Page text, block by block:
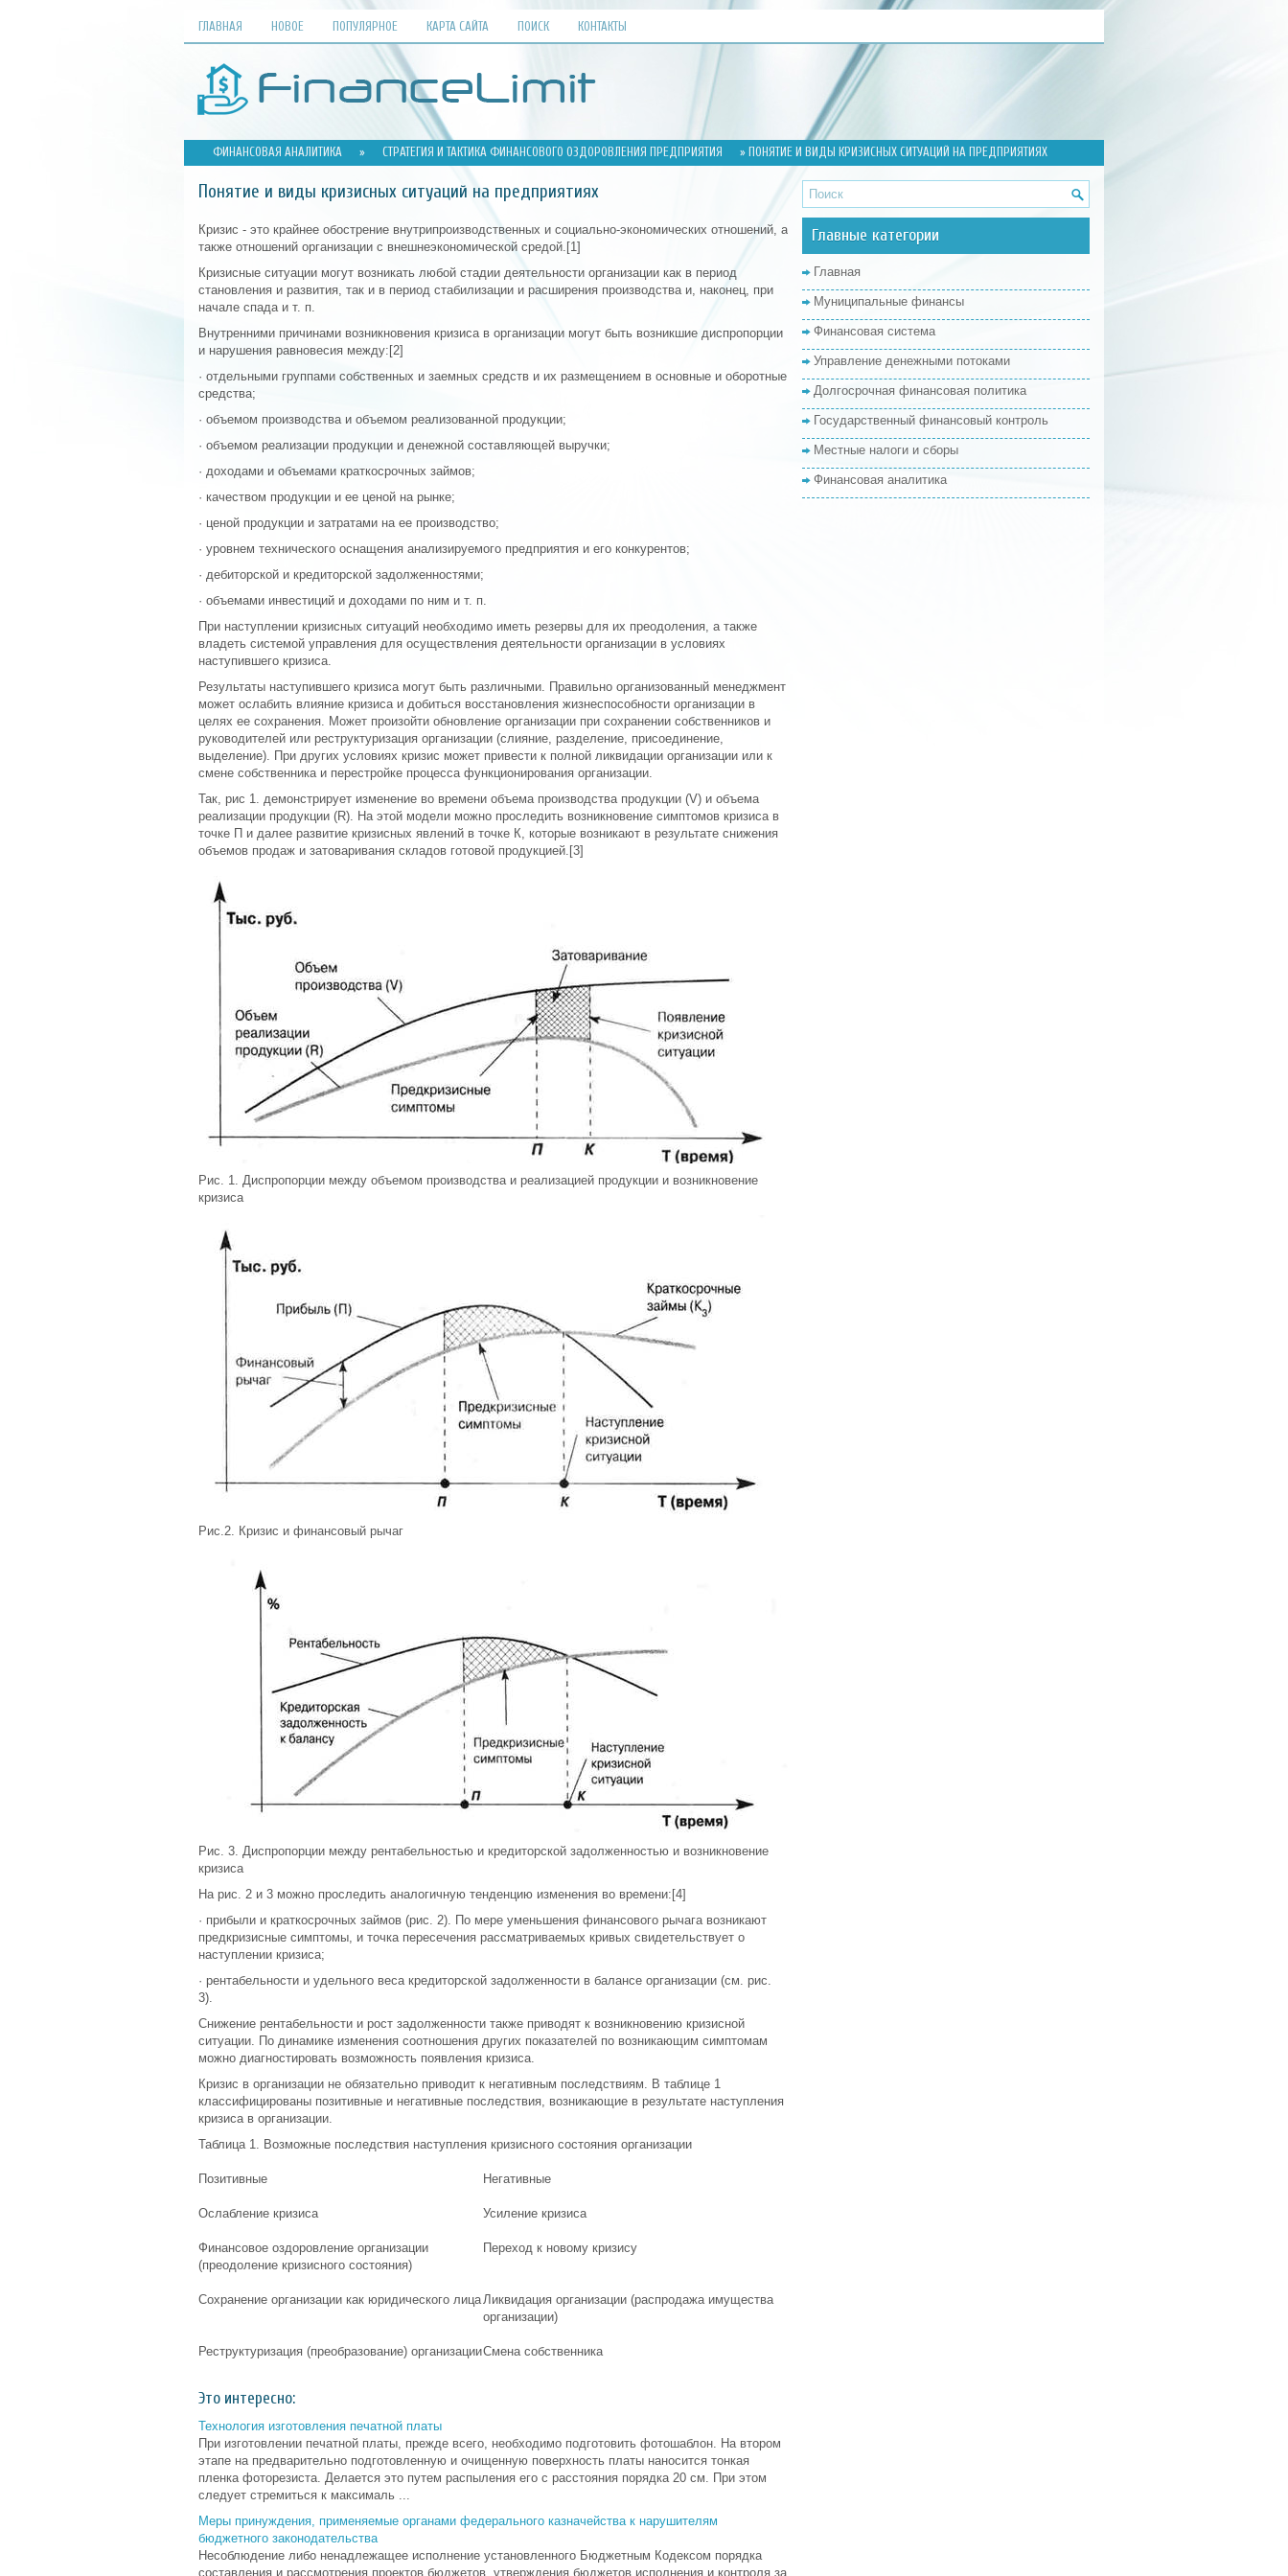
ГЛАВНАЯ НОВОЕ ПОПУЛЯРНОЕ КАРТА САЙТА ПОИСК КОНТАКТЫ
ФИНАНСОВАЯ АНАЛИТИКА » СТРАТЕГИЯ И ТАКТИКА ФИНАНСОВОГО ОЗДОРОВЛЕНИЯ ПРЕДПРИЯТИЯ » ПОНЯТИЕ И ВИДЫ КРИЗИСНЫХ СИТУАЦИЙ НА ПРЕДПРИЯТИЯХ
Понятие и виды кризисных ситуаций на предприятиях
Кризис - это крайнее обострение внутрипроизводственных и социально-экономических отношений, а
также отношений организации с внешнеэкономической средой.[1]
Кризисные ситуации могут возникать любой стадии деятельности организации как в период
становления и развития, так и в период стабилизации и расширения производства и, наконец, при
начале спада и т. п.
Внутренними причинами возникновения кризиса в организации могут быть возникшие диспропорции
и нарушения равновесия между:[2]
· отдельными группами собственных и заемных средств и их размещением в основные и оборотные
средства;
· объемом производства и объемом реализованной продукции;
· объемом реализации продукции и денежной составляющей выручки;
· доходами и объемами краткосрочных займов;
· качеством продукции и ее ценой на рынке;
· ценой продукции и затратами на ее производство;
· уровнем технического оснащения анализируемого предприятия и его конкурентов;
· дебиторской и кредиторской задолженностями;
· объемами инвестиций и доходами по ним и т. п.
При наступлении кризисных ситуаций необходимо иметь резервы для их преодоления, а также
владеть системой управления для осуществления деятельности организации в условиях
наступившего кризиса.
Результаты наступившего кризиса могут быть различными. Правильно организованный менеджмент
может ослабить влияние кризиса и добиться восстановления жизнеспособности организации в
целях ее сохранения. Может произойти обновление организации при сохранении собственников и
руководителей или реструктуризация организации (слияние, разделение, присоединение,
выделение). При других условиях кризис может привести к полной ликвидации организации или к
смене собственника и перестройке процесса функционирования организации.
Так, рис 1. демонстрирует изменение во времени объема производства продукции (V) и объема
реализации продукции (R). На этой модели можно проследить возникновение симптомов кризиса в
точке П и далее развитие кризисных явлений в точке К, которые возникают в результате снижения
объемов продаж и затоваривания складов готовой продукцией.[3]
Рис. 1. Диспропорции между объемом производства и реализацией продукции и возникновение
кризиса
Рис.2. Кризис и финансовый рычаг
Рис. 3. Диспропорции между рентабельностью и кредиторской задолженностью и возникновение
кризиса
На рис. 2 и 3 можно проследить аналогичную тенденцию изменения во времени:[4]
· прибыли и краткосрочных займов (рис. 2). По мере уменьшения финансового рычага возникают
предкризисные симптомы, и точка пересечения рассматриваемых кривых свидетельствует о
наступлении кризиса;
· рентабельности и удельного веса кредиторской задолженности в балансе организации (см. рис.
3).
Снижение рентабельности и рост задолженности также приводят к возникновению кризисной
ситуации. По динамике изменения соотношения других показателей по возникающим симптомам
можно диагностировать возможность появления кризиса.
Кризис в организации не обязательно приводит к негативным последствиям. В таблице 1
классифицированы позитивные и негативные последствия, возникающие в результате наступления
кризиса в организации.
Таблица 1. Возможные последствия наступления кризисного состояния организации
Позитивные Негативные
Ослабление кризиса Усиление кризиса
Финансовое оздоровление организации
(преодоление кризисного состояния)
Переход к новому кризису
Сохранение организации как юридического лицаЛиквидация организации (распродажа имущества
организации)
Реструктуризация (преобразование) организацииСмена собственника
Это интересно:
Технология изготовления печатной платы
При изготовлении печатной платы, прежде всего, необходимо подготовить фотошаблон. На втором
этапе на предварительно подготовленную и очищенную поверхность платы наносится тонкая
пленка фоторезиста. Делается это путем распыления его с расстояния порядка 20 см. При этом
следует стремиться к максималь ...
Меры принуждения, применяемые органами федерального казначейства к нарушителям
бюджетного законодательства
Несоблюдение либо ненадлежащее исполнение установленного Бюджетным Кодексом порядка
составления и рассмотрения проектов бюджетов, утверждения бюджетов исполнения и контроля за
Главные категории
Главная
Муниципальные финансы
Финансовая система
Управление денежными потоками
Долгосрочная финансовая политика
Государственный финансовый контроль
Местные налоги и сборы
Финансовая аналитика